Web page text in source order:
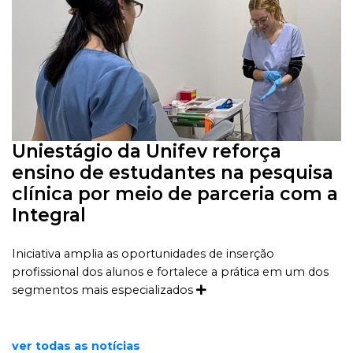
Uniestágio da Unifev reforça
ensino de estudantes na pesquisa
clínica por meio de parceria com a
Integral
Iniciativa amplia as oportunidades de inserção
profissional dos alunos e fortalece a prática em um dos
segmentos mais especializados
ver todas as notícias